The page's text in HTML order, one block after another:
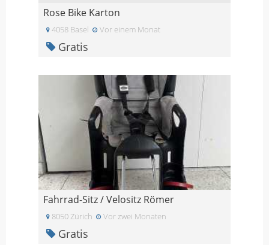
Rose Bike Karton
4058 Basel Vor einem Monat
Gratis
Fahrrad-Sitz / Velositz Römer
8050 Zürich Vor zwei Monaten
Gratis